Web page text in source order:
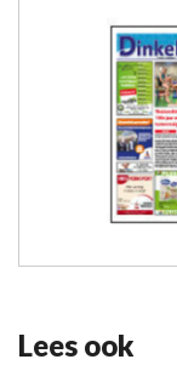
Lees ook